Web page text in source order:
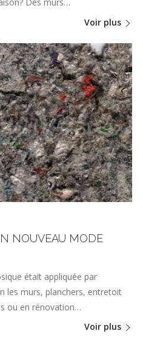
Des murs…
Voir plus
NOUVEAU MODE
était appliquée par
les murs, planchers, entretoit
ou en rénovation…
Voir plus